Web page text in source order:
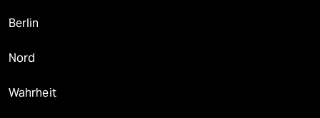
Berlin
Nord
Wahrheit